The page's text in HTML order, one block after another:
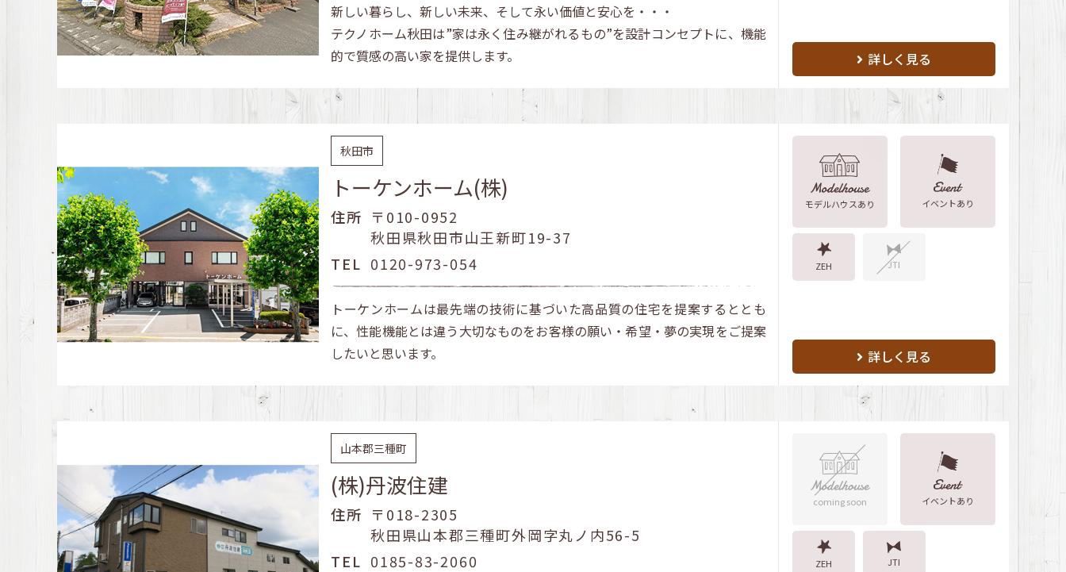
新しい暮らし、新しい未来、そして永い価値と安心を・・・
テクノホーム秋田は”家は永く住み継がれるもの”を設計コンセプトに、機能
的で質感の高い家を提供します。
詳しく見る
秋田市
トーケンホーム(株)
住所 〒010-0952
秋田県秋田市山王新町19-37
TEL 0120-973-054
トーケンホームは最先端の技術に基づいた高品質の住宅を提案するととも
に、性能機能とは違う大切なものをお客様の願い・希望・夢の実現をご提案
したいと思います。
モデルハウスあり イベントあり
ZEH JTI
詳しく見る
山本郡三種町
(株)丹波住建
住所 〒018-2305
秋田県山本郡三種町外岡字丸ノ内56-5
TEL 0185-83-2060
coming soon イベントあり
ZEH JTI